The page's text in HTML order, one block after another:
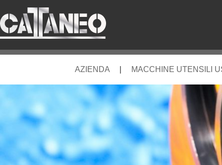
AZIENDA MACCHINE UTENSILI